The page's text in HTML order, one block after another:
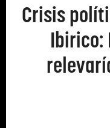
Crisis
Ibirico: